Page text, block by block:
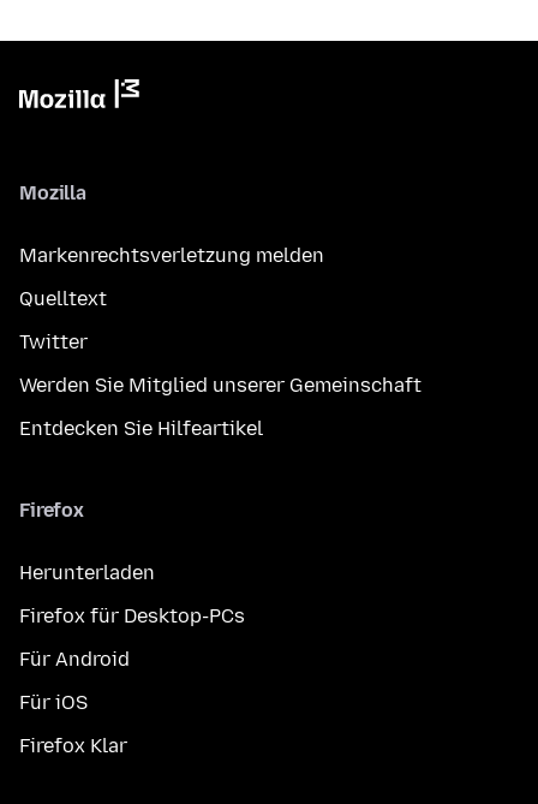
Mozilla
Markenrechtsverletzung melden
Quelltext
Twitter
Werden Sie Mitglied unserer Gemeinschaft
Entdecken Sie Hilfeartikel
Firefox
Herunterladen
Firefox für Desktop-PCs
Für Android
Für iOS
Firefox Klar